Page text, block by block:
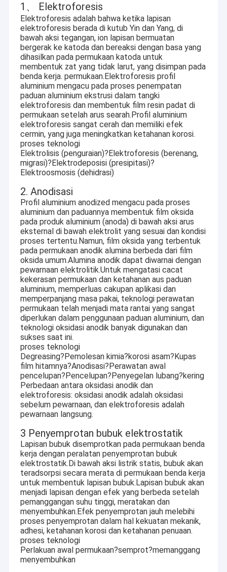
1、 Elektroforesis
Elektroforesis adalah bahwa ketika lapisan
elektroforesis berada di kutub Yin dan Yang, di
bawah aksi tegangan, ion lapisan bermuatan
bergerak ke katoda dan bereaksi dengan basa yang
dihasilkan pada permukaan katoda untuk
membentuk zat yang tidak larut, yang disimpan pada
benda kerja. permukaan.Elektroforesis profil
aluminium mengacu pada proses penempatan
paduan aluminium ekstrusi dalam tangki
elektroforesis dan membentuk film resin padat di
permukaan setelah arus searah.Profil aluminium
elektroforesis sangat cerah dan memiliki efek
cermin, yang juga meningkatkan ketahanan korosi.
proses teknologi
Elektrolisis (penguraian)?Elektroforesis (berenang,
migrasi)?Elektrodeposisi (presipitasi)?
Elektroosmosis (dehidrasi)
2. Anodisasi
Profil aluminium anodized mengacu pada proses
aluminium dan paduannya membentuk film oksida
pada produk aluminium (anoda) di bawah aksi arus
eksternal di bawah elektrolit yang sesuai dan kondisi
proses tertentu.Namun, film oksida yang terbentuk
pada permukaan anodik alumina berbeda dari film
oksida umum.Alumina anodik dapat diwarnai dengan
pewarnaan elektrolitik.Untuk mengatasi cacat
kekerasan permukaan dan ketahanan aus paduan
aluminium, memperluas cakupan aplikasi dan
memperpanjang masa pakai, teknologi perawatan
permukaan telah menjadi mata rantai yang sangat
diperlukan dalam penggunaan paduan aluminium, dan
teknologi oksidasi anodik banyak digunakan dan
sukses saat ini.
proses teknologi
Degreasing?Pemolesan kimia?korosi asam?Kupas
film hitamnya?Anodisasi?Perawatan awal
pencelupan?Pencelupan?Penyegelan lubang?kering
Perbedaan antara oksidasi anodik dan
elektroforesis: oksidasi anodik adalah oksidasi
sebelum pewarnaan, dan elektroforesis adalah
pewarnaan langsung.
3 Penyemprotan bubuk elektrostatik
Lapisan bubuk disemprotkan pada permukaan benda
kerja dengan peralatan penyemprotan bubuk
elektrostatik.Di bawah aksi listrik statis, bubuk akan
teradsorpsi secara merata di permukaan benda kerja
untuk membentuk lapisan bubuk.Lapisan bubuk akan
menjadi lapisan dengan efek yang berbeda setelah
pemanggangan suhu tinggi, meratakan dan
menyembuhkan.Efek penyemprotan jauh melebihi
proses penyemprotan dalam hal kekuatan mekanik,
adhesi, ketahanan korosi dan ketahanan penuaan.
proses teknologi
Perlakuan awal permukaan?semprot?memanggang
menyembuhkan